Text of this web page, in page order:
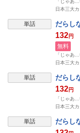
「じゃあ
日本三大
単話 だらし
132円
無料
「じゃあ
日本三大
単話 だらし
132円
「じゃあ
日本三大
単話 だらし